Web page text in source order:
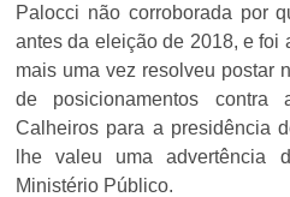
Palocci não corroborada por
antes da eleição de 2018, e foi
mais uma vez resolveu postar
de posicionamentos contra
Calheiros para a presidência
lhe valeu uma advertência
Ministério Público.